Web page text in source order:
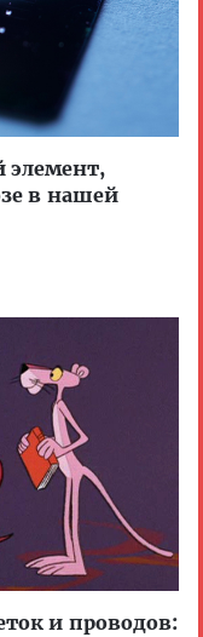
элемент,
в нашей
и проводов: